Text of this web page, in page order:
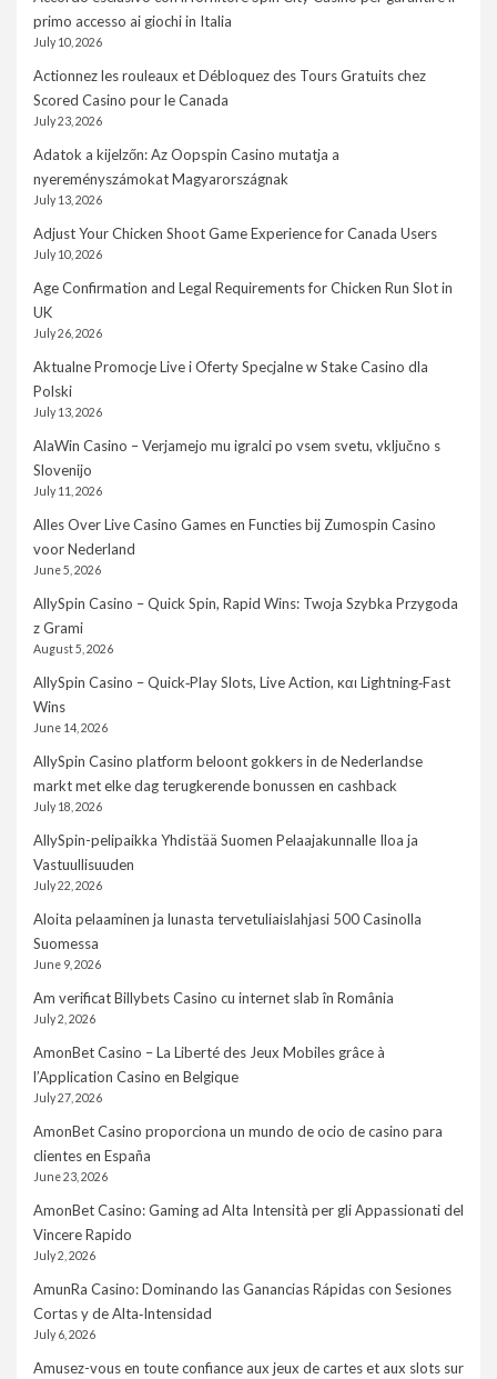
primo accesso ai giochi in Italia
July 10, 2026
Actionnez les rouleaux et Débloquez des Tours Gratuits chez
Scored Casino pour le Canada
July 23, 2026
Adatok a kijelzőn: Az Oopspin Casino mutatja a
nyereményszámokat Magyarországnak
July 13, 2026
Adjust Your Chicken Shoot Game Experience for Canada Users
July 10, 2026
Age Confirmation and Legal Requirements for Chicken Run Slot in
UK
July 26, 2026
Aktualne Promocje Live i Oferty Specjalne w Stake Casino dla
Polski
July 13, 2026
AlaWin Casino – Verjamejo mu igralci po vsem svetu, vključno s
Slovenijo
July 11, 2026
Alles Over Live Casino Games en Functies bij Zumospin Casino
voor Nederland
June 5, 2026
AllySpin Casino – Quick Spin, Rapid Wins: Twoja Szybka Przygoda
z Grami
August 5, 2026
AllySpin Casino – Quick‑Play Slots, Live Action, και Lightning‑Fast
Wins
June 14, 2026
AllySpin Casino platform beloont gokkers in de Nederlandse
markt met elke dag terugkerende bonussen en cashback
July 18, 2026
AllySpin-pelipaikka Yhdistää Suomen Pelaajakunnalle Iloa ja
Vastuullisuuden
July 22, 2026
Aloita pelaaminen ja lunasta tervetuliaislahjasi 500 Casinolla
Suomessa
June 9, 2026
Am verificat Billybets Casino cu internet slab în România
July 2, 2026
AmonBet Casino – La Liberté des Jeux Mobiles grâce à
l’Application Casino en Belgique
July 27, 2026
AmonBet Casino proporciona un mundo de ocio de casino para
clientes en España
June 23, 2026
AmonBet Casino: Gaming ad Alta Intensità per gli Appassionati del
Vincere Rapido
July 2, 2026
AmunRa Casino: Dominando las Ganancias Rápidas con Sesiones
Cortas y de Alta‑Intensidad
July 6, 2026
Amusez-vous en toute confiance aux jeux de cartes et aux slots sur